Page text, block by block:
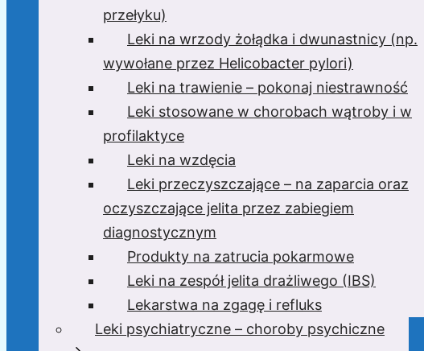
przełyku)
Leki na wrzody żołądka i dwunastnicy (np.
wywołane przez Helicobacter pylori)
Leki na trawienie – pokonaj niestrawność
Leki stosowane w chorobach wątroby i w
profilaktyce
Leki na wzdęcia
Leki przeczyszczające – na zaparcia oraz
oczyszczające jelita przez zabiegiem
diagnostycznym
Produkty na zatrucia pokarmowe
Leki na zespół jelita drażliwego (IBS)
Lekarstwa na zgagę i refluks
Leki psychiatryczne – choroby psychiczne